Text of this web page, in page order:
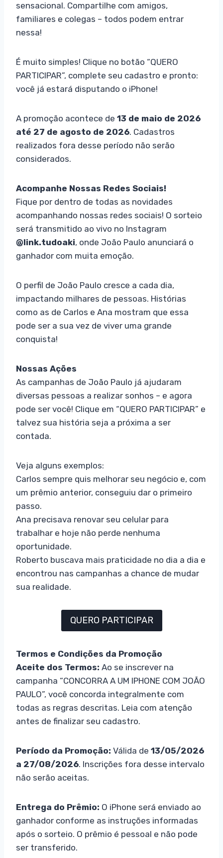
sensacional. Compartilhe com amigos,
familiares e colegas – todos podem entrar
nessa!
É muito simples! Clique no botão “QUERO
PARTICIPAR”, complete seu cadastro e pronto:
você já estará disputando o iPhone!
A promoção acontece de 13 de maio de 2026
até 27 de agosto de 2026. Cadastros
realizados fora desse período não serão
considerados.
Acompanhe Nossas Redes Sociais!
Fique por dentro de todas as novidades
acompanhando nossas redes sociais! O sorteio
será transmitido ao vivo no Instagram
@link.tudoaki, onde João Paulo anunciará o
ganhador com muita emoção.
O perfil de João Paulo cresce a cada dia,
impactando milhares de pessoas. Histórias
como as de Carlos e Ana mostram que essa
pode ser a sua vez de viver uma grande
conquista!
Nossas Ações
As campanhas de João Paulo já ajudaram
diversas pessoas a realizar sonhos – e agora
pode ser você! Clique em “QUERO PARTICIPAR” e
talvez sua história seja a próxima a ser
contada.
Veja alguns exemplos:
Carlos sempre quis melhorar seu negócio e, com
um prêmio anterior, conseguiu dar o primeiro
passo.
Ana precisava renovar seu celular para
trabalhar e hoje não perde nenhuma
oportunidade.
Roberto buscava mais praticidade no dia a dia e
encontrou nas campanhas a chance de mudar
sua realidade.
QUERO PARTICIPAR
Termos e Condições da Promoção
Aceite dos Termos: Ao se inscrever na
campanha “CONCORRA A UM IPHONE COM JOÃO
PAULO”, você concorda integralmente com
todas as regras descritas. Leia com atenção
antes de finalizar seu cadastro.
Período da Promoção: Válida de 13/05/2026
a 27/08/2026. Inscrições fora desse intervalo
não serão aceitas.
Entrega do Prêmio: O iPhone será enviado ao
ganhador conforme as instruções informadas
após o sorteio. O prêmio é pessoal e não pode
ser transferido.